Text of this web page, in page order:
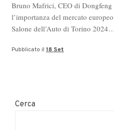
Bruno Mafrici, CEO di
l’importanza del mercato
Salone dell’Auto di Torino
Pubblicato il 18 Set
Cerca